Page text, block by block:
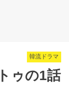
韓流ドラマ
ゥの1話